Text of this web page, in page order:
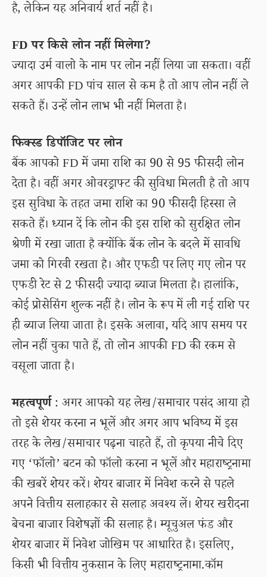
है, लेकिन यह अनिवार्य शर्त नहीं है।
FD पर किसे लोन नहीं मिलेगा?
ज्यादा उर्म वालो के नाम पर लोन नहीं लिया जा सकता। वहीं
अगर आपकी FD पांच साल से कम है तो आप लोन नहीं ले
सकते हैं। उन्हें लोन लाभ भी नहीं मिलता है।
फिक्स्ड डिपॉजिट पर लोन
बैंक आपको FD में जमा राशि का 90 से 95 फीसदी लोन
देता है। वहीं अगर ओवरड्राफ्ट की सुविधा मिलती है तो आप
इस सुविधा के तहत जमा राशि का 90 फीसदी हिस्सा ले
सकते हैं। ध्यान दें कि लोन की इस राशि को सुरक्षित लोन
श्रेणी में रखा जाता है क्योंकि बैंक लोन के बदले में सावधि
जमा को गिरवी रखता है। और एफडी पर लिए गए लोन पर
एफडी रेट से 2 फीसदी ज्यादा ब्याज मिलता है। हालांकि,
कोई प्रोसेसिंग शुल्क नहीं है। लोन के रूप में ली गई राशि पर
ही ब्याज लिया जाता है। इसके अलावा, यदि आप समय पर
लोन नहीं चुका पाते हैं, तो लोन आपकी FD की रकम से
वसूला जाता है।
महत्वपूर्ण: अगर आपको यह लेख/समाचार पसंद आया हो
तो इसे शेयर करना न भूलें और अगर आप भविष्य में इस
तरह के लेख/समाचार पढ़ना चाहते हैं, तो कृपया नीचे दिए
गए ‘फॉलो’ बटन को फॉलो करना न भूलें और महाराष्ट्रनामा
की खबरें शेयर करें। शेयर बाजार में निवेश करने से पहले
अपने वित्तीय सलाहकार से सलाह अवश्य लें। शेयर खरीदना
बेचना बाजार विशेषज्ञों की सलाह है। म्यूचुअल फंड और
शेयर बाजार में निवेश जोखिम पर आधारित है। इसलिए,
किसी भी वित्तीय नुकसान के लिए महाराष्ट्रनामा.कॉम